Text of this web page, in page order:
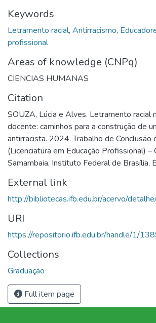
Keywords
Letramento racial, Antirracismo,
profissional
Areas of knowledge (CNPq)
CIENCIAS HUMANAS
Citation
SOUZA, Lúcia e Alves. Letramento racial
docente: caminhos para a construção de
antirracista. 2024. Trabalho de Conclusão
(Licenciatura em Educação Profissional) –
Samambaia, Instituto Federal de Brasília,
External link
http://bibliotecas.ifb.edu.br/acervo/
URI
https://repositorio.ifb.edu.br/handle/1/
Collections
Graduação
Full item page